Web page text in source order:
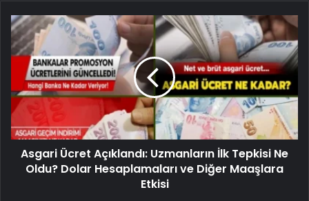
Asgari Ücret Açıklandı: Uzmanların İlk Tepkisi Ne
Oldu? Dolar Hesaplamaları ve Diğer Maaşlara
Etkisi